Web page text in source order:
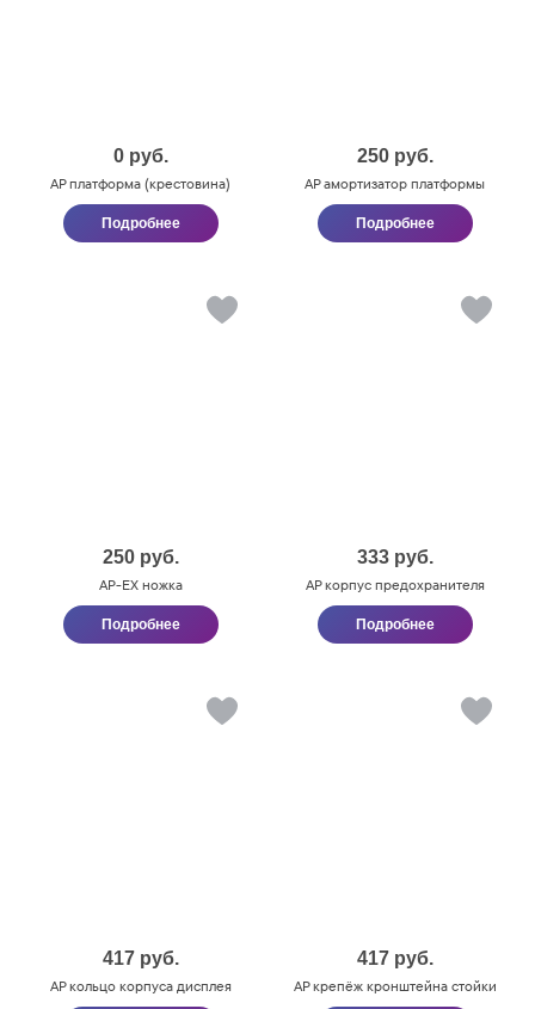
0 руб.
AP платформа (крестовина)
Подробнее
250 руб.
AP амортизатор платформы
Подробнее
250 руб.
AP-ЕХ ножка
Подробнее
333 руб.
AP корпус предохранителя
Подробнее
417 руб.
AP кольцо корпуса дисплея
417 руб.
AP крепёж кронштейна стойки